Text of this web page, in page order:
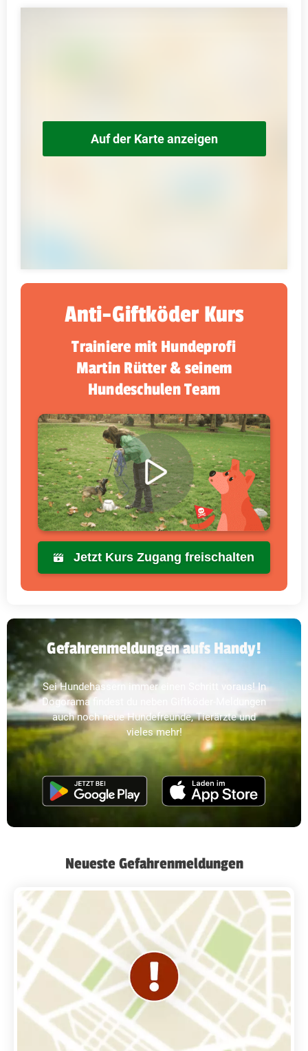
Auf der Karte anzeigen
Anti-Giftköder Kurs
Trainiere mit Hundeprofi
Martin Rütter & seinem
Hundeschulen Team
Jetzt Kurs Zugang freischalten
Gefahrenmeldungen aufs Handy!
Sei Hundehassern immer einen Schritt voraus! In
Dogorama findest du neben Giftköder-Meldungen
auch noch neue Hundefreunde, Tierärzte und
vieles mehr!
Neueste Gefahrenmeldungen